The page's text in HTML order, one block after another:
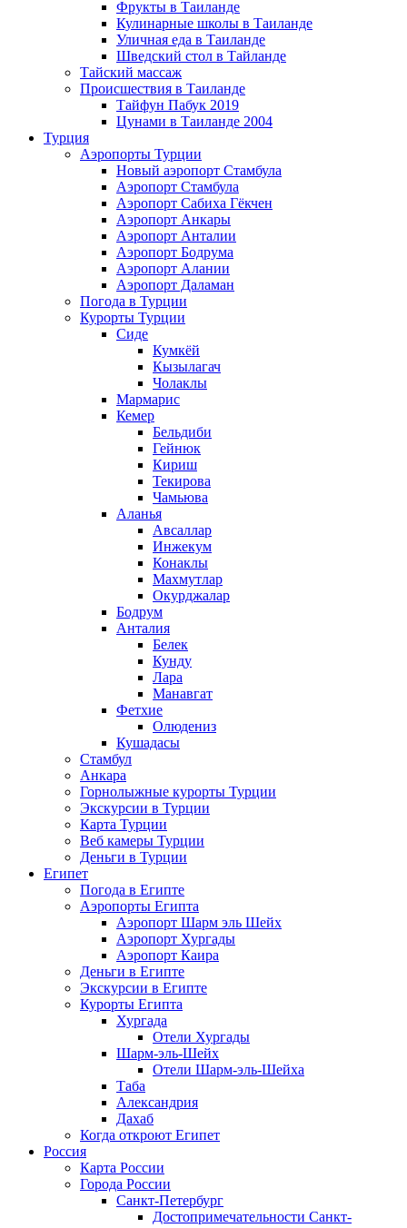
Фрукты в Таиланде
Кулинарные школы в Таиланде
Уличная еда в Таиланде
Шведский стол в Тайланде
Тайский массаж
Происшествия в Таиланде
Тайфун Пабук 2019
Цунами в Таиланде 2004
Турция
Аэропорты Турции
Новый аэропорт Стамбула
Аэропорт Стамбула
Аэропорт Сабиха Гёкчен
Аэропорт Анкары
Аэропорт Анталии
Аэропорт Бодрума
Аэропорт Алании
Аэропорт Даламан
Погода в Турции
Курорты Турции
Сиде
Кумкёй
Кызылагач
Чолаклы
Мармарис
Кемер
Бельдиби
Гейнюк
Кириш
Текирова
Чамьюва
Аланья
Авсаллар
Инжекум
Конаклы
Махмутлар
Окурджалар
Бодрум
Анталия
Белек
Кунду
Лара
Манавгат
Фетхие
Олюдениз
Кушадасы
Стамбул
Анкара
Горнолыжные курорты Турции
Экскурсии в Турции
Карта Турции
Веб камеры Турции
Деньги в Турции
Египет
Погода в Египте
Аэропорты Египта
Аэропорт Шарм эль Шейх
Аэропорт Хургады
Аэропорт Каира
Деньги в Египте
Экскурсии в Египте
Курорты Египта
Хургада
Отели Хургады
Шарм-эль-Шейх
Отели Шарм-эль-Шейха
Таба
Александрия
Дахаб
Когда откроют Египет
Россия
Карта России
Города России
Санкт-Петербург
Достопримечательности Санкт-